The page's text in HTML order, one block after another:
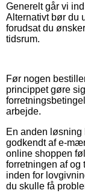
Generelt går vi
Alternativt bør du
forudsat du
tidsrum.
Før nogen
princippet gøre
arbejde.
En anden
godkendt af e-
online shoppen
forretningen af og
inden for
du skulle få